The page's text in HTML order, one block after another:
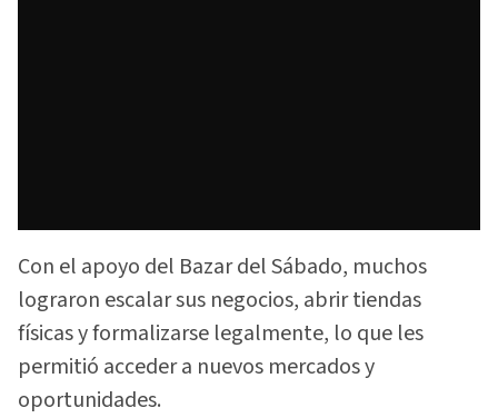
Con el apoyo del Bazar del Sábado, muchos
lograron escalar sus negocios, abrir tiendas
físicas y formalizarse legalmente, lo que les
permitió acceder a nuevos mercados y
oportunidades.